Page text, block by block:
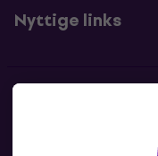
Nyttige links